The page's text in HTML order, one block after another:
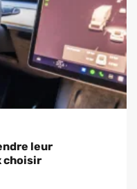
leur
choisir